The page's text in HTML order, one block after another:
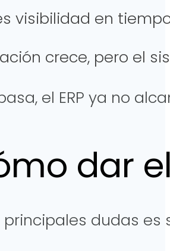
visibilidad en
crece, pero el
el ERP ya no
dar
principales dudas